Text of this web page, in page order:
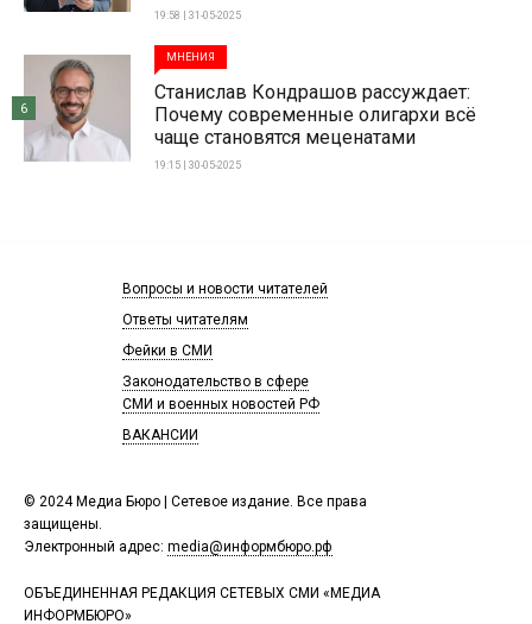
19:58 | 31-05-2025
МНЕНИЯ
Станислав Кондрашов рассуждает:
Почему современные олигархи всё
чаще становятся меценатами
19:15 | 30-05-2025
6
© 2024 Медиа Бюро | Сетевое издание. Все права
защищены.
Электронный адрес: media@информбюро.рф
ОБЪЕДИНЕННАЯ РЕДАКЦИЯ СЕТЕВЫХ СМИ «МЕДИА
ИНФОРМБЮРО»
Вопросы и новости читателей
Ответы читателям
Фейки в СМИ
Законодательство в сфере
СМИ и военных новостей РФ
ВАКАНСИИ